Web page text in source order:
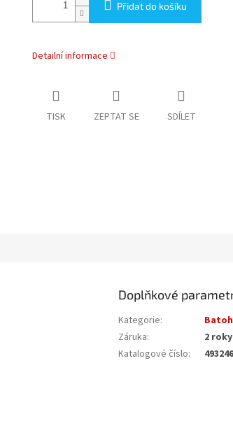
Přidat do košíku
Detailní informace
TISK ZEPTAT SE SDÍLET
Doplňkové
Kategorie:
Záruka:
2 roky
Katalogové číslo: